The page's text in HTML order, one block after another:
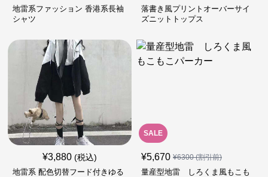
地雷系ファッション 香港系長袖
シャツ
落書き風プリントオーバーサイ
ズニットトップス
¥3,880 (税込)
地雷系 配色切替フード付きゆる
SALE
¥5,670 ¥6300(割引前)
量産型地雷 しろくま風もこも